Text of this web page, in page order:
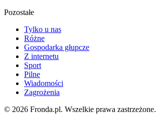
Pozostałe
Tylko u nas
Różne
Gospodarka głupcze
Z internetu
Sport
Pilne
Wiadomości
Zagrożenia
© 2026 Fronda.pl. Wszelkie prawa zastrzeżone.